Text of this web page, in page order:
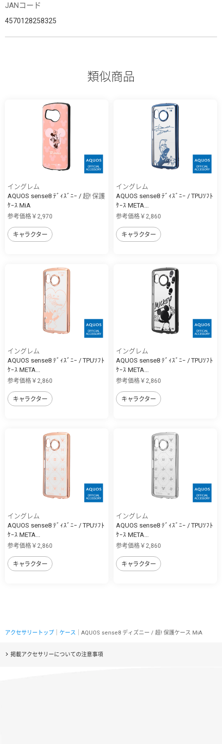
JANコード
4570128258325
類似商品
イングレム
AQUOS sense8 ﾃﾞｨｽﾞﾆｰ / 超! 保護
ｹｰｽ MiA
参考価格￥2,970
キャラクター
イングレム
AQUOS sense8 ﾃﾞｨｽﾞﾆｰ / TPUｿﾌﾄ
ｹｰｽ META...
参考価格￥2,860
キャラクター
イングレム
AQUOS sense8 ﾃﾞｨｽﾞﾆｰ / TPUｿﾌﾄ
ｹｰｽ META...
参考価格￥2,860
キャラクター
イングレム
AQUOS sense8 ﾃﾞｨｽﾞﾆｰ / TPUｿﾌﾄ
ｹｰｽ META...
参考価格￥2,860
キャラクター
イングレム
AQUOS sense8 ﾃﾞｨｽﾞﾆｰ / TPUｿﾌﾄ
ｹｰｽ META...
参考価格￥2,860
キャラクター
イングレム
AQUOS sense8 ﾃﾞｨｽﾞﾆｰ / TPUｿﾌﾄ
ｹｰｽ META...
参考価格￥2,860
キャラクター
アクセサリートップ ケース ｜AQUOS sense8 ディズニー / 超! 保護ケース MiA
掲載アクセサリーについての注意事項